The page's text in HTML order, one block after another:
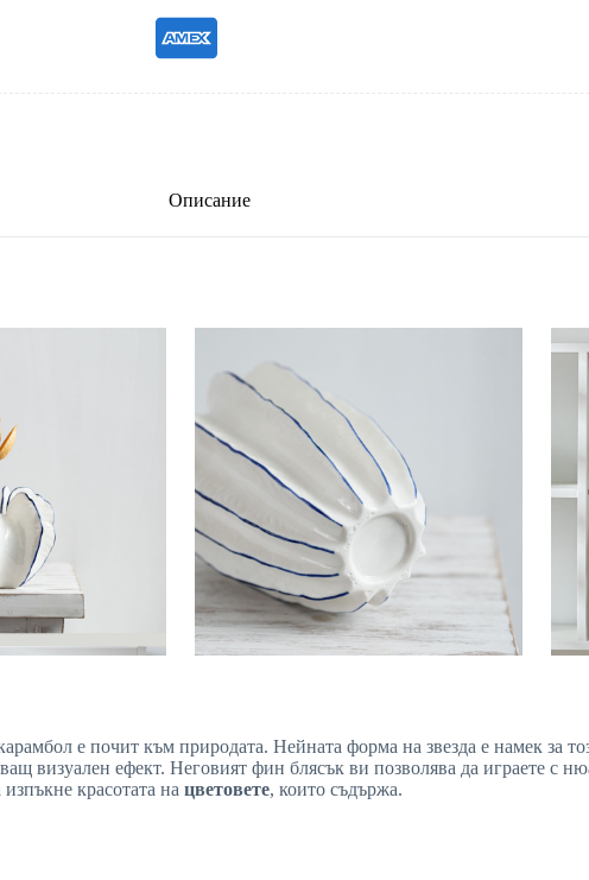
Описание
е почит към природата. Нейната форма на звезда е намек за
визуален ефект. Неговият фин блясък ви позволява да играете с
красотата на цветовете, които съдържа.